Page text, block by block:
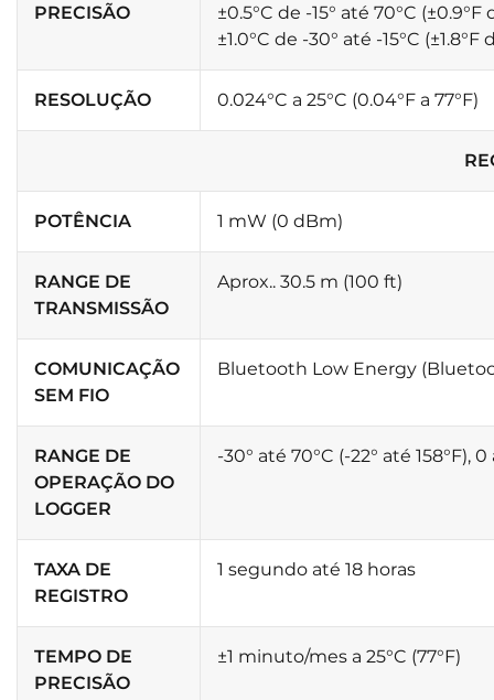
PRECISÃO
±0.5°C de -15° até 70°C (±0.9°F
±1.0°C de -30° até -15°C (±1.8°F
RESOLUÇÃO 0.024°C a 25°C (0.04°F a 77°F)
POTÊNCIA 1 mW (0 dBm)
RANGE DE
TRANSMISSÃO
Aprox.. 30.5 m (100 ft)
COMUNICAÇÃO
SEM FIO
Bluetooth Low Energy
RANGE DE
OPERAÇÃO DO
LOGGER
-30° até 70°C (-22° até 158°F),
TAXA DE
REGISTRO
1 segundo até 18 horas
TEMPO DE
PRECISÃO
±1 minuto/mes a 25°C (77°F)